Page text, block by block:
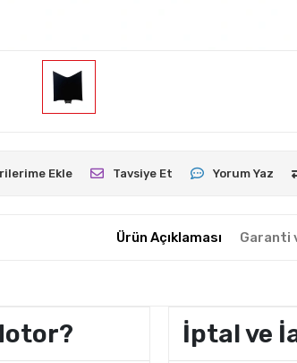
Ekle Tavsiye Et Yorum Yaz
Ürün Açıklaması Garanti
İptal ve